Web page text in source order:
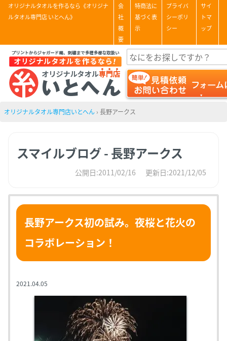
オリジナルタオルを作るなら《オリジナ
ルタオル専門店 いとへん》
会
社
概
要
特商法に
基づく表
示
プライバ
シーポリ
シー
サイ
トマ
ップ
オリジナルタオル専門店いとへん › 長野アークス
スマイルブログ - 長野アークス
公開日:2011/02/16 更新日:2021/12/05
長野アークス初の試み。夜桜と花火の
コラボレーション！
2021.04.05